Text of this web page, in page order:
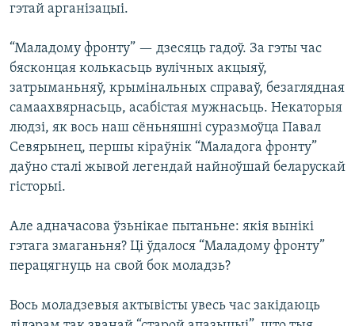
гэтай арганізацыі.
“Маладому фронту” — дзесяць гадоў. За гэты час
бясконцая колькасьць вулічных акцыяў,
затрыманьняў, крымінальных справаў, безаглядная
самаахвярнасьць, асабістая мужнасьць. Некаторыя
людзі, як вось наш сёньняшні суразмоўца Павал
Севярынец, першы кіраўнік “Маладога фронту”
даўно сталі жывой легендай найноўшай беларускай
гісторыі.
Але адначасова ўзьнікае пытаньне: якія вынікі
гэтага змаганьня? Ці ўдалося “Маладому фронту”
перацягнуць на свой бок моладзь?
Вось моладзевыя актывісты увесь час закідаюць